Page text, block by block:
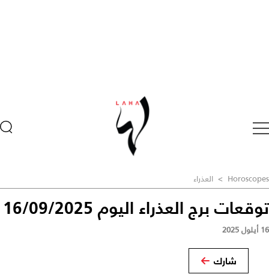
Horoscopes
> العذراء
توقعات برج العذراء اليوم 16/09/2025
16 أيلول 2025
شارك